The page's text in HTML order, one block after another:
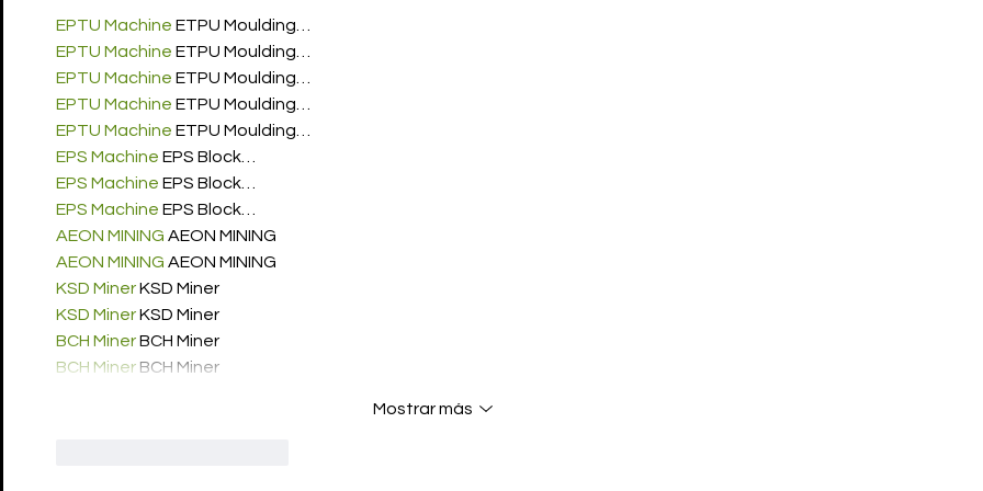
EPTU Machine ETPU Moulding…
EPTU Machine ETPU Moulding…
EPTU Machine ETPU Moulding…
EPTU Machine ETPU Moulding…
EPTU Machine ETPU Moulding…
EPS Machine EPS Block…
EPS Machine EPS Block…
EPS Machine EPS Block…
AEON MINING AEON MINING
AEON MINING AEON MINING
KSD Miner KSD Miner
KSD Miner KSD Miner
BCH Miner BCH Miner
BCH Miner BCH Miner
Mostrar más